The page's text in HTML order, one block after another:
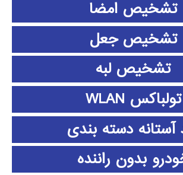
تشخیص امضا
تشخیص جعل
تشخیص لبه
تولباکس WLAN
دسته بندی
بدون راننده